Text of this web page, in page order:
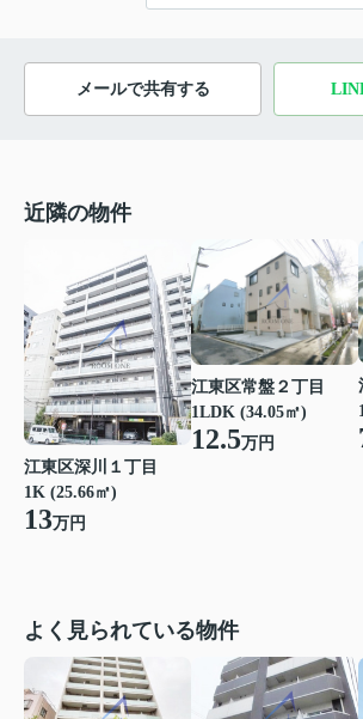
メールで共有する
近隣の物件
江東区深川１丁目
1K (25.66㎡)
13万円
江東区常盤２丁目
1LDK (34.05㎡)
12.5万円
よく見られている物件